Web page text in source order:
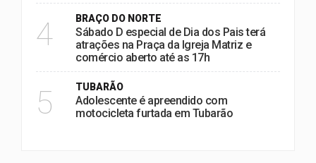
4 BRAÇO DO NORTE
Sábado D especial de Dia dos Pais terá
atrações na Praça da Igreja Matriz e
comércio aberto até as 17h
5 TUBARÃO
Adolescente é apreendido com
motocicleta furtada em Tubarão